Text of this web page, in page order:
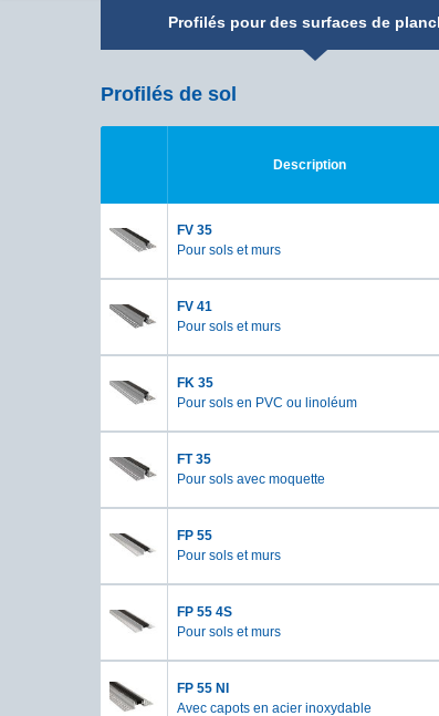
Profilés pour des surfaces de
Profilés de sol
Description
FV 35
Pour sols et murs
FV 41
Pour sols et murs
FK 35
Pour sols en PVC ou linoléum
FT 35
Pour sols avec moquette
FP 55
Pour sols et murs
FP 55 4S
Pour sols et murs
FP 55 NI
Avec capots en acier inoxydable